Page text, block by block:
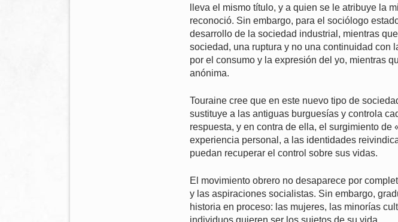
lleva el mismo título, y a quien se le atribuye la
reconoció. Sin embargo, para el sociólogo
desarrollo de la sociedad industrial, mientras
sociedad, una ruptura y no una continuidad con
por el consumo y la expresión del yo, mientras
anónima.
Touraine cree que en este nuevo tipo de
sustituye a las antiguas burguesías y controla
respuesta, y en contra de ella, el surgimiento
experiencia personal, a las identidades
puedan recuperar el control sobre sus vidas.
El movimiento obrero no desaparece por
y las aspiraciones socialistas. Sin embargo,
historia en proceso: las mujeres, las minorías
individuos quieren ser los sujetos de su vida.